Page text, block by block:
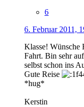
6
6. Februar 2011,
Klasse! Wünsche
Fahrt. Bin sehr
selbst schon ins
Gute Reise
*hug*
Kerstin